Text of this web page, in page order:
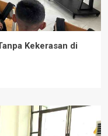
Kekerasan di